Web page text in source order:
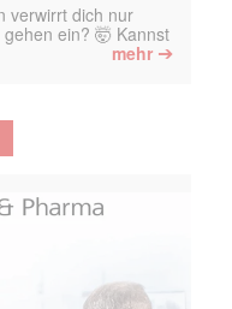
verwirrt dich nur
ein? 🤯 Kannst
mehr ➔